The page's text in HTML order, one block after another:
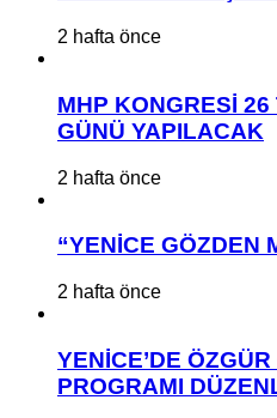
2 hafta önce
MHP KONGRESİ
GÜNÜ YAPILACAK
2 hafta önce
“YENİCE GÖZDEN
2 hafta önce
YENİCE’DE
PROGRAMI